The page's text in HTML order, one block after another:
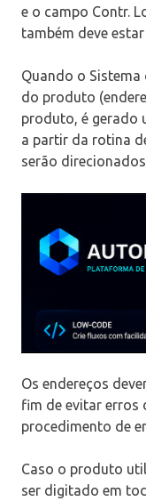
e o campo Contr.
também deve
Quando o
do produto
produto, é gerado
a partir da rotina
serão
Os endereços
fim de evitar erros
procedimento de
Caso o produto
ser digitado em